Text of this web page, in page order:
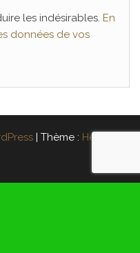
les indésirables. En
données de vos
| Thème : Head